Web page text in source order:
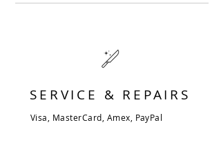
SERVICE & REPAIRS
Visa, MasterCard, Amex, PayPal